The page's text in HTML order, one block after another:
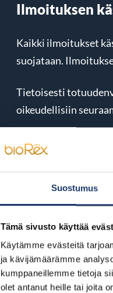
Suostumus
Tämä sivusto käyttää
Käytämme evästeitä
ja kävijämäärämme
kumppaneillemme tietoja
olet antanut heille tai joita
Ilmoituksen
Kaikki ilmoitukset
suojataan.
Tietoisesti
oikeudellisiin
unionin
Ilmoituskanava on
toteuttama.https://
Tee ilmoitus täältä